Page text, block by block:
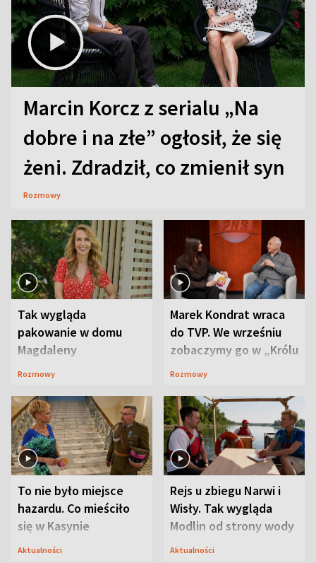
Marcin Korcz z serialu „Na
dobre i na złe” ogłosił, że się
żeni. Zdradził, co zmienił syn
Rozmowy
Tak wygląda
pakowanie w domu
Magdaleny
Waligórskiej-Lisieckiej.
Rozmowy
Marek Kondrat wraca
do TVP. We wrześniu
zobaczymy go w „Królu
Maciusiu I”
Rozmowy
To nie było miejsce
hazardu. Co mieściło
się w Kasynie
Oficerskim?
Aktualności
Rejs u zbiegu Narwi i
Wisły. Tak wygląda
Modlin od strony wody
Aktualności